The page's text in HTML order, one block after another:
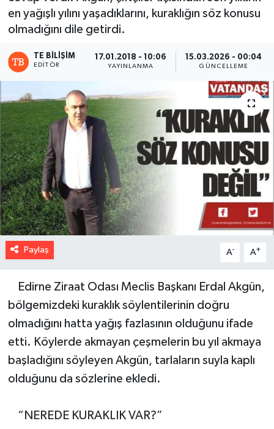
en yağışlı yılını yaşadıklarını, kuraklığın söz konusu
olmadığını dile getirdi.
TE BILIŞIM
EDITÖR
17.01.2018 - 10:06
YAYINLANMA
15.03.2026 - 00:04
GÜNCELLEME
Paylaş A- A+
Edirne Ziraat Odası Meclis Başkanı Erdal Akgün,
bölgemizdeki kuraklık söylentilerinin doğru
olmadığını hatta yağış fazlasının olduğunu ifade
etti. Köylerde akmayan çeşmelerin bu yıl akmaya
başladığını söyleyen Akgün, tarlaların suyla kaplı
olduğunu da sözlerine ekledi.
“NEREDE KURAKLIK VAR?”